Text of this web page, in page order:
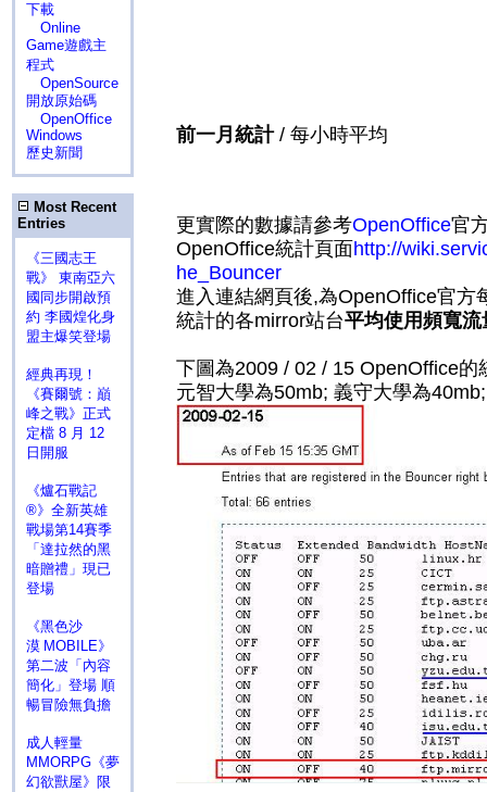
下載
Online
Game遊戲主
程式
OpenSource
開放原始碼
OpenOffice
Windows
歷史新聞
Most Recent
Entries
《三國志王
戰》 東南亞六
國同步開啟預
約 李國煌化身
盟主爆笑登場
經典再現！
《賽爾號：巔
峰之戰》正式
定檔 8 月 12
日開服
《爐石戰記
®》全新英雄
戰場第14賽季
「達拉然的黑
暗贈禮」現已
登場
《黑色沙
漠 MOBILE》
第二波「內容
簡化」登場 順
暢冒險無負擔
成人輕量
MMORPG《夢
幻欲獸屋》限
前一月統計/ 每小時平均
更實際的數據請參考OpenOffice官
OpenOffice統計頁面 http://
he_Bouncer
進入連結網頁後,為OpenOffice官方
統計的各mirror站台平均使用頻寬流
下圖為2009 / 02 / 15 OpenOffice的
元智大學為50mb; 義守大學為